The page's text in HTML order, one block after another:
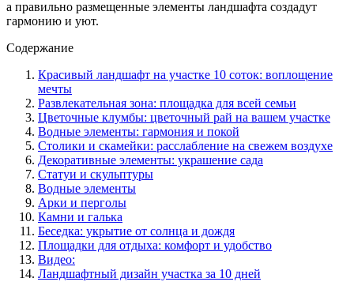
а правильно размещенные элементы ландшафта создадут
гармонию и уют.
Содержание
Красивый ландшафт на участке 10 соток: воплощение
мечты
Развлекательная зона: площадка для всей семьи
Цветочные клумбы: цветочный рай на вашем участке
Водные элементы: гармония и покой
Столики и скамейки: расслабление на свежем воздухе
Декоративные элементы: украшение сада
Статуи и скульптуры
Водные элементы
Арки и перголы
Камни и галька
Беседка: укрытие от солнца и дождя
Площадки для отдыха: комфорт и удобство
Видео:
Ландшафтный дизайн участка за 10 дней